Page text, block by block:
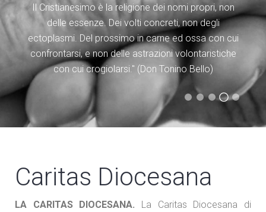
(Don Tonino Bello)
(Evangelii Gaudium)
(Nicolò Fabi “è non è”)
Il Cristianesimo è la religione dei nomi propri, non
delle essenze. Dei volti concreti, non degli
ectoplasmi. Del prossimo in carne ed ossa con cui
confrontarsi, e non delle astrazioni volontaristiche
con cui crogiolarsi." (Don Tonino Bello)
(Statuto Caritas Italiana)
Caritas Diocesana
LA CARITAS DIOCESANA. La Caritas Diocesana di